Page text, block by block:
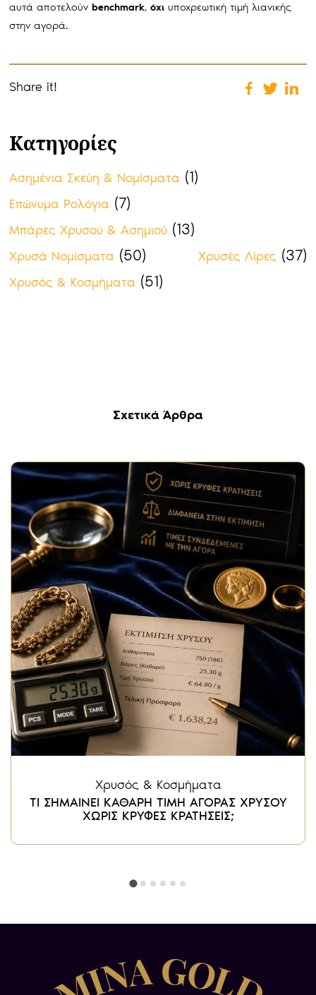
αυτά αποτελούνbenchmark,όχι υποχρεωτική τιμή λιανικής
στην αγορά.
Share it!
Κατηγορίες
Ασημένια Σκεύη & Νομίσματα (1)
Επώνυμα Ρολόγια (7)
Μπάρες Χρυσού & Ασημιού (13)
Χρυσά Νομίσματα (50) Χρυσές Λίρες (37)
Χρυσός & Κοσμήματα (51)
Σχετικά Άρθρα
Χρυσός & Κοσμήματα
ΤΙ ΣΗΜΑΙΝΕΙ ΚΑΘΑΡΗ ΤΙΜΗ ΑΓΟΡΑΣ ΧΡΥΣΟΥ
ΧΩΡΙΣ ΚΡΥΦΕΣ ΚΡΑΤΗΣΕΙΣ;